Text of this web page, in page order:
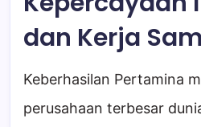
dan Kerja
Keberhasilan Pertamina
perusahaan terbesar